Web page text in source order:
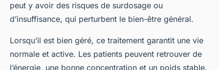
peut y avoir des risques de surdosage ou
d’insuffisance, qui perturbent le bien-être général.
Lorsqu’il est bien géré, ce traitement garantit une vie
normale et active. Les patients peuvent retrouver de
l’énergie, une bonne concentration et un poids stable.